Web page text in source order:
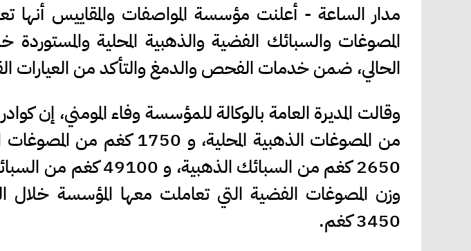
المصوغات والسبائك الفضية والذهبية المحلية
الحالي، ضمن خدمات الفحص والدمغ والتأكد من العيارات
من المصوغات الذهبية المحلية،
2650 كغم من السبائك
وزن المصوغات الفضية التي تعاملت معها المؤسسة
3450 كغم.